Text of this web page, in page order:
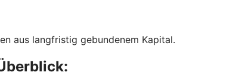
aus langfristig gebundenem Kapital.